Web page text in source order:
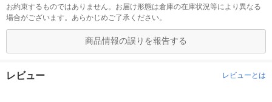
お約束するものではありません。お届け形態は倉庫の在庫状況等により異なる
場合がございます。あらかじめご了承ください。
商品情報の誤りを報告する
レビュー レビューとは